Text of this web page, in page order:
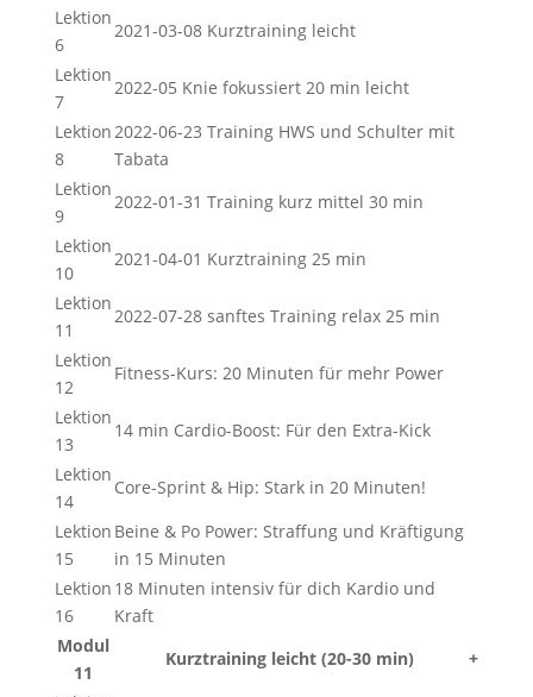
Lektion
6
2021-03-08 Kurztraining leicht
Lektion
7
2022-05 Knie fokussiert 20 min leicht
Lektion
8
2022-06-23 Training HWS und Schulter mit
Tabata
Lektion
9
2022-01-31 Training kurz mittel 30 min
Lektion
10
2021-04-01 Kurztraining 25 min
Lektion
11
2022-07-28 sanftes Training relax 25 min
Lektion
12
Fitness-Kurs: 20 Minuten für mehr Power
Lektion
13
14 min Cardio-Boost: Für den Extra-Kick
Lektion
14
Core-Sprint & Hip: Stark in 20 Minuten!
Lektion
15
Beine & Po Power: Straffung und Kräftigung
in 15 Minuten
Lektion
16
18 Minuten intensiv für dich Kardio und
Kraft
Modul
11
Kurztraining leicht (20-30 min)
+